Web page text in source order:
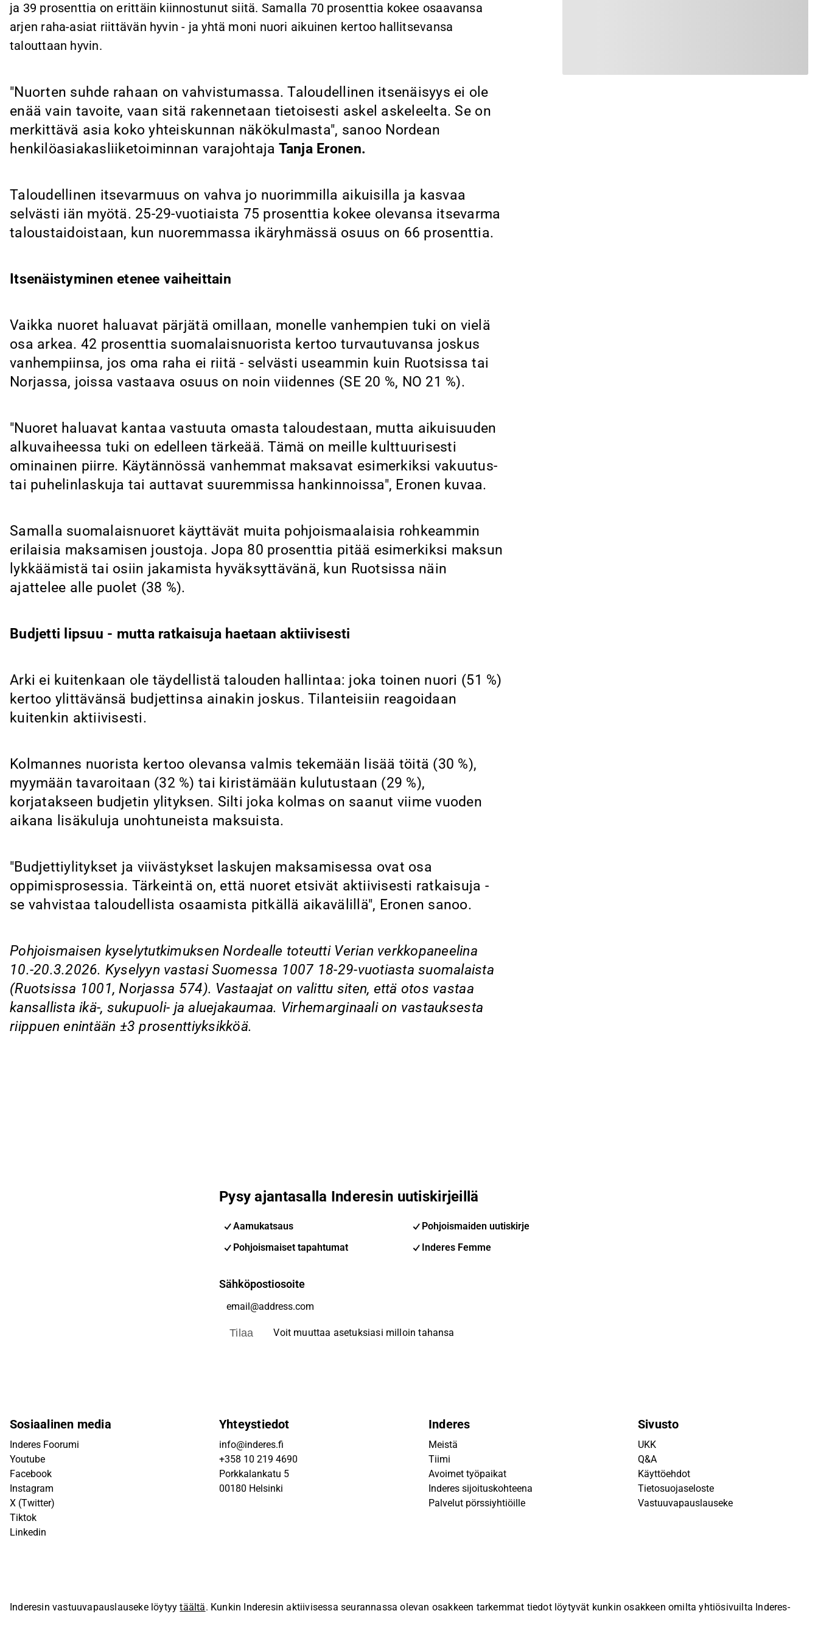
ja 39 prosenttia on erittäin kiinnostunut siitä. Samalla 70 prosenttia kokee osaavansa
arjen raha-asiat riittävän hyvin - ja yhtä moni nuori aikuinen kertoo hallitsevansa
talouttaan hyvin.
"Nuorten suhde rahaan on vahvistumassa. Taloudellinen itsenäisyys ei ole
enää vain tavoite, vaan sitä rakennetaan tietoisesti askel askeleelta. Se on
merkittävä asia koko yhteiskunnan näkökulmasta", sanoo Nordean
henkilöasiakasliiketoiminnan varajohtaja Tanja Eronen.
Taloudellinen itsevarmuus on vahva jo nuorimmilla aikuisilla ja kasvaa
selvästi iän myötä. 25-29-vuotiaista 75 prosenttia kokee olevansa itsevarma
taloustaidoistaan, kun nuoremmassa ikäryhmässä osuus on 66 prosenttia.
Itsenäistyminen etenee vaiheittain
Vaikka nuoret haluavat pärjätä omillaan, monelle vanhempien tuki on vielä
osa arkea. 42 prosenttia suomalaisnuorista kertoo turvautuvansa joskus
vanhempiinsa, jos oma raha ei riitä - selvästi useammin kuin Ruotsissa tai
Norjassa, joissa vastaava osuus on noin viidennes (SE 20 %, NO 21 %).
"Nuoret haluavat kantaa vastuuta omasta taloudestaan, mutta aikuisuuden
alkuvaiheessa tuki on edelleen tärkeää. Tämä on meille kulttuurisesti
ominainen piirre. Käytännössä vanhemmat maksavat esimerkiksi vakuutus-
tai puhelinlaskuja tai auttavat suuremmissa hankinnoissa", Eronen kuvaa.
Samalla suomalaisnuoret käyttävät muita pohjoismaalaisia rohkeammin
erilaisia maksamisen joustoja. Jopa 80 prosenttia pitää esimerkiksi maksun
lykkäämistä tai osiin jakamista hyväksyttävänä, kun Ruotsissa näin
ajattelee alle puolet (38 %).
Budjetti lipsuu - mutta ratkaisuja haetaan aktiivisesti
Arki ei kuitenkaan ole täydellistä talouden hallintaa: joka toinen nuori (51 %)
kertoo ylittävänsä budjettinsa ainakin joskus. Tilanteisiin reagoidaan
kuitenkin aktiivisesti.
Kolmannes nuorista kertoo olevansa valmis tekemään lisää töitä (30 %),
myymään tavaroitaan (32 %) tai kiristämään kulutustaan (29 %),
korjatakseen budjetin ylityksen. Silti joka kolmas on saanut viime vuoden
aikana lisäkuluja unohtuneista maksuista.
"Budjettiylitykset ja viivästykset laskujen maksamisessa ovat osa
oppimisprosessia. Tärkeintä on, että nuoret etsivät aktiivisesti ratkaisuja -
se vahvistaa taloudellista osaamista pitkällä aikavälillä", Eronen sanoo.
Pohjoismaisen kyselytutkimuksen Nordealle toteutti Verian verkkopaneelina
10.-20.3.2026. Kyselyyn vastasi Suomessa 1007 18-29-vuotiasta suomalaista
(Ruotsissa 1001, Norjassa 574). Vastaajat on valittu siten, että otos vastaa
kansallista ikä-, sukupuoli- ja aluejakaumaa. Virhemarginaali on vastauksesta
riippuen enintään ±3 prosenttiyksikköä.
Pysy ajantasalla Inderesin uutiskirjeillä
Aamukatsaus
Pohjoismaiden uutiskirje
Pohjoismaiset tapahtumat
Inderes Femme
Sähköpostiosoite
Tilaa Voit muuttaa asetuksiasi milloin tahansa
Sosiaalinen media
Inderes Foorumi
Youtube
Facebook
Instagram
X (Twitter)
Tiktok
Linkedin
Yhteystiedot
info@inderes.fi
+358 10 219 4690
Porkkalankatu 5
00180 Helsinki
Inderes
Meistä
Tiimi
Avoimet työpaikat
Inderes sijoituskohteena
Palvelut pörssiyhtiöille
Sivusto
UKK
Q&A
Käyttöehdot
Tietosuojaseloste
Vastuuvapauslauseke
Inderesin vastuuvapauslauseke löytyytäältä. Kunkin Inderesin aktiivisessa seurannassa olevan osakkeen tarkemmat tiedot löytyvät kunkin osakkeen omilta yhtiösivuilta Inderes-